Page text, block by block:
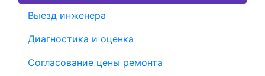
Выезд инженера
Диагностика и оценка
Согласование цены ремонта